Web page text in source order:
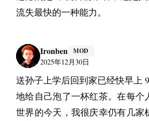
流失最快的一种能力。
Ironben MOD
2025年12月30日
送孙子上学后回到家已经快早上
地给自己泡了一杯红茶。在每个
世界的今天，我很庆幸仍有几家